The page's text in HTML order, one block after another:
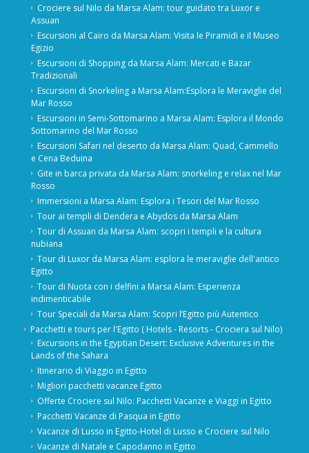
Crociere sul Nilo da Marsa Alam: tour guidato tra Luxor e
Assuan
Escursioni al Cairo da Marsa Alam: Visita le Piramidi e il Museo
Egizio
Escursioni di Shopping da Marsa Alam: Mercati e Bazar
Tradizionali
Escursioni di Snorkeling a Marsa Alam:Esplora le Meraviglie del
Mar Rosso
Escursioni in Semi-Sottomarino a Marsa Alam: Esplora il Mondo
Sottomarino del Mar Rosso
Escursioni Safari nel deserto da Marsa Alam: Quad, Cammello
e Cena Beduina
Gite in barca privata da Marsa Alam: snorkeling e relax nel Mar
Rosso
Immersioni a Marsa Alam: Esplora i Tesori del Mar Rosso
Tour ai templi di Dendera e Abydos da Marsa Alam
Tour di Assuan da Marsa Alam: scopri i templi e la cultura
nubiana
Tour di Luxor da Marsa Alam: esplora le meraviglie dell'antico
Egitto
Tour di Nuota con i delfini a Marsa Alam: Esperienza
indimenticabile
Tour Speciali da Marsa Alam: Scopri l’Egitto più Autentico
Pacchetti e tours per l'Egitto ( Hotels - Resorts - Crociera sul Nilo)
Excursions in the Egyptian Desert: Exclusive Adventures in the
Lands of the Sahara
Itinerario di Viaggio in Egitto
Migliori pacchetti vacanze Egitto
Offerte Crociere sul Nilo: Pacchetti Vacanze e Viaggi in Egitto
Pacchetti Vacanze di Pasqua in Egitto
Vacanze di Lusso in Egitto-Hotel di Lusso e Crociere sul Nilo
Vacanze di Natale e Capodanno in Egitto